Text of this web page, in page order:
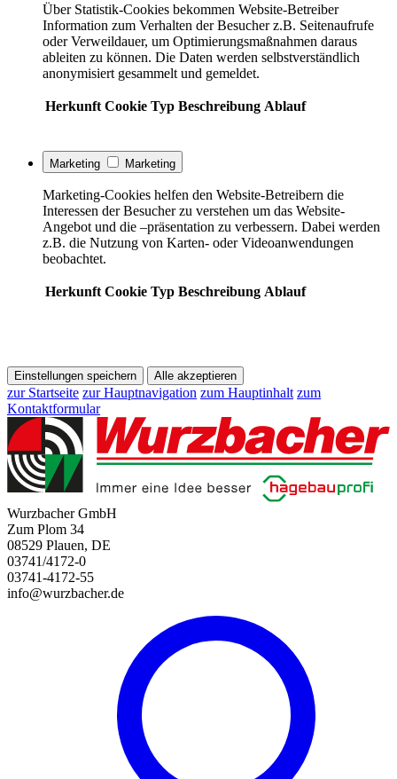
Über Statistik-Cookies bekommen Website-Betreiber
Information zum Verhalten der Besucher z.B. Seitenaufrufe
oder Verweildauer, um Optimierungsmaßnahmen daraus
ableiten zu können. Die Daten werden selbstverständlich
anonymisiert gesammelt und gemeldet.
Herkunft Cookie Typ Beschreibung Ablauf
Marketing Marketing
Marketing-Cookies helfen den Website-Betreibern die
Interessen der Besucher zu verstehen um das Website-
Angebot und die –präsentation zu verbessern. Dabei werden
z.B. die Nutzung von Karten- oder Videoanwendungen
beobachtet.
Herkunft Cookie Typ Beschreibung Ablauf
Einstellungen speichern Alle akzeptieren
zur Startseite zur Hauptnavigation zum Hauptinhalt zum
Kontaktformular
Wurzbacher GmbH
Zum Plom 34
08529 Plauen, DE
03741/4172-0
03741-4172-55
info@wurzbacher.de